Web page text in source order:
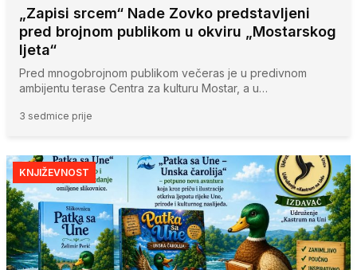
„Zapisi srcem“ Nade Zovko predstavljeni
pred brojnom publikom u okviru „Mostarskog
ljeta“
Pred mnogobrojnom publikom večeras je u predivnom
ambijentu terase Centra za kulturu Mostar, a u…
3 sedmice prije
KNJIŽEVNOST